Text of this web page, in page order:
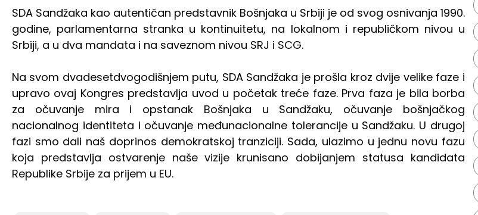
SDA Sandžaka kao autentičan predstavnik Bošnjaka u Srbiji je od svog osnivanja 1990.
godine, parlamentarna stranka u kontinuitetu, na lokalnom i republičkom nivou u
Srbiji, a u dva mandata i na saveznom nivou SRJ i SCG.
Na svom dvadesetdvogodišnjem putu, SDA Sandžaka je prošla kroz dvije velike faze i
upravo ovaj Kongres predstavlja uvod u početak treće faze. Prva faza je bila borba
za očuvanje mira i opstanak Bošnjaka u Sandžaku, očuvanje bošnjačkog
nacionalnog identiteta i očuvanje međunacionalne tolerancije u Sandžaku. U drugoj
fazi smo dali naš doprinos demokratskoj tranziciji. Sada, ulazimo u jednu novu fazu
koja predstavlja ostvarenje naše vizije krunisano dobijanjem statusa kandidata
Republike Srbije za prijem u EU.